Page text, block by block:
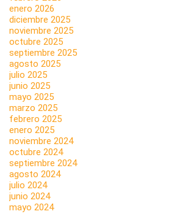
enero 2026
diciembre 2025
noviembre 2025
octubre 2025
septiembre 2025
agosto 2025
julio 2025
junio 2025
mayo 2025
marzo 2025
febrero 2025
enero 2025
noviembre 2024
octubre 2024
septiembre 2024
agosto 2024
julio 2024
junio 2024
mayo 2024